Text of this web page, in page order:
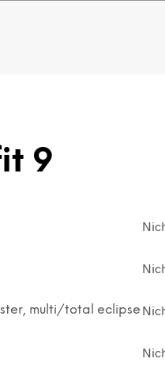
9
multi/total eclipse